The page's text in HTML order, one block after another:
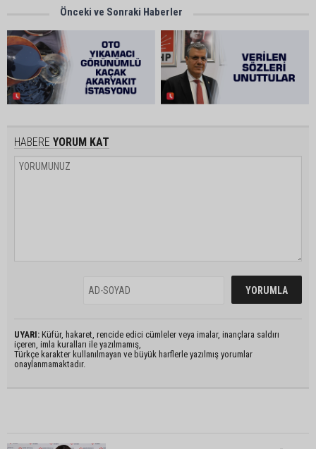
Önceki ve Sonraki Haberler
HABERE YORUM KAT
UYARI: Küfür, hakaret, rencide edici cümleler veya imalar, inançlara saldırı
içeren, imla kuralları ile yazılmamış,
Türkçe karakter kullanılmayan ve büyük harflerle yazılmış yorumlar
onaylanmamaktadır.